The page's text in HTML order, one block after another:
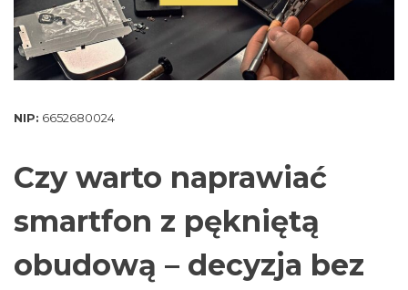
NIP: 6652680024
Czy warto naprawiać
smartfon z pękniętą
obudową – decyzja bez